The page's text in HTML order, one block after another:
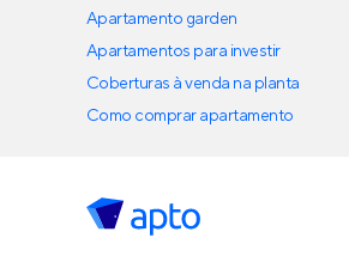
Apartamento garden
Apartamentos para investir
Coberturas à venda na planta
Como comprar apartamento